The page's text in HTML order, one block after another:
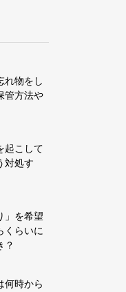
れ物をし
管方法や
起こして
対処す
」を希望
くらいに
？
何時から